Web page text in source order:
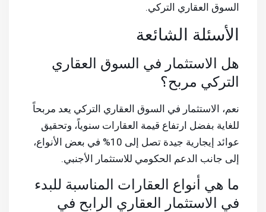
السوق العقاري التركي.
الأسئلة الشائعة
هل الاستثمار في السوق العقاري
التركي مربح؟
نعم، الاستثمار في السوق العقاري التركي يعد مربحاً
للغاية بفضل ارتفاع قيمة العقارات سنوياً، وتحقيق
عوائد إيجارية جيدة تصل إلى 10% في بعض الأنواع،
إلى جانب الدعم الحكومي للاستثمار الأجنبي.
ما هي أنواع العقارات المناسبة للبدء
في الاستثمار العقاري الرابح في